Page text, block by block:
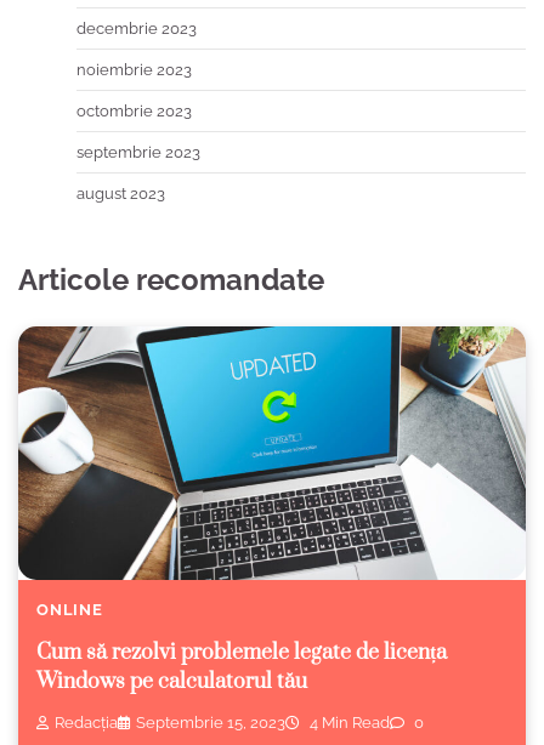
decembrie 2023
noiembrie 2023
octombrie 2023
septembrie 2023
august 2023
Articole recomandate
ONLINE
Cum să rezolvi problemele legate de licența
Windows pe calculatorul tău
Redacția Septembrie 15, 2023 4 Min Read 0